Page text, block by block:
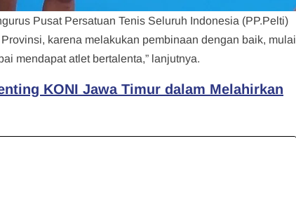
Pusat Persatuan Tenis Seluruh Indonesia (PP.Pelti)
karena melakukan pembinaan dengan baik, mulai
mendapat atlet bertalenta,” lanjutnya.
KONI Jawa Timur dalam Melahirkan